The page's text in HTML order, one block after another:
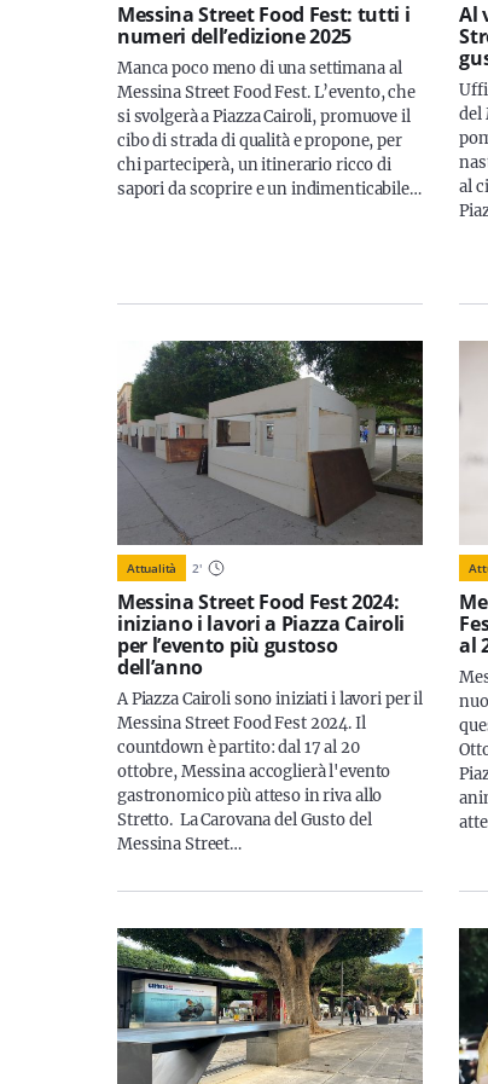
Messina Street Food Fest: tutti i
numeri dell’edizione 2025
Manca poco meno di una settimana al
Messina Street Food Fest. L’evento, che
si svolgerà a Piazza Cairoli, promuove il
cibo di strada di qualità e propone, per
chi parteciperà, un itinerario ricco di
sapori da scoprire e un indimenticabile…
Al
del
al
Attualità 2'
Messina Street Food Fest 2024:
iniziano i lavori a Piazza Cairoli
per l’evento più gustoso
dell’anno
A Piazza Cairoli sono iniziati i lavori per il
Messina Street Food Fest 2024. Il
countdown è partito: dal 17 al 20
ottobre, Messina accoglierà l'evento
gastronomico più atteso in riva allo
Stretto. La Carovana del Gusto del
Messina Street…
al